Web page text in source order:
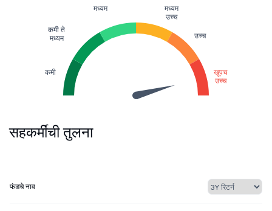
कमी
कमी ते
मध्यम
मध्यम
मध्यम
उच्च
उच्च
खूपच
उच्च
सहकर्मींची तुलना
फंडचे नाव